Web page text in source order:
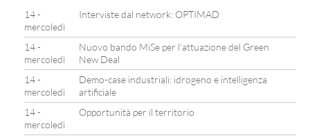
14 -
mercoledì
Interviste dal network: OPTIMAD
14 -
mercoledì
Nuovo bando MiSe per l’attuazione del Green
New Deal
14 -
mercoledì
Demo-case industriali: idrogeno e intelligenza
artificiale
14 -
mercoledì
Opportunità per il territorio